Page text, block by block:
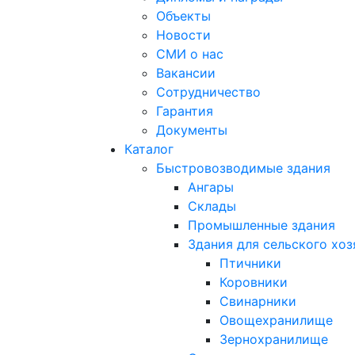
Объекты
Новости
СМИ о нас
Вакансии
Сотрудничество
Гарантия
Документы
Каталог
Быстровозводимые здания
Ангары
Склады
Промышленные здания
Здания для сельского
Птичники
Коровники
Свинарники
Овощехранилище
Зернохранилище